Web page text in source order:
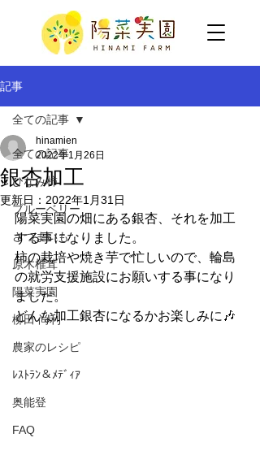
記事
全ての記事
ひなみ柿
ブルーベリー
さつまいも
原木椎茸
陽菜実園
柳田 尚利
農家のレシピ
ﾚｽﾄﾗﾝ＆ﾒﾃﾞｨｱ
奥能登
FAQ
全ての記事
銀杏加工
hinamien
2022年1月26日
更新日： 2022年1月31日
陽菜実園の畑にある銀杏、それを加工
する事になりました。
柿の栽培や焼き芋で忙しいので、輪島
の就労支援施設にお願いする事になり
ました。
どんな加工銀杏になるかお楽しみに🎶